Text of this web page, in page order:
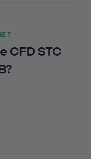
?
CFD STC